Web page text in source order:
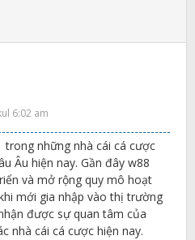
6:02 am
những nhà cái cá cược
Âu hiện nay. Gần đây w88
và mở rộng quy mô hoạt
mới gia nhập vào thị trường
được sự quan tâm của
nhà cái cá cược hiện nay.